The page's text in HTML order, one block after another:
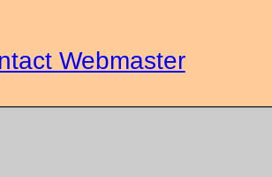
Webmaster